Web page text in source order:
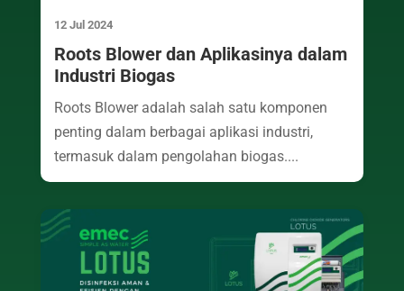
12 Jul 2024
Roots Blower dan Aplikasinya dalam
Industri Biogas
Roots Blower adalah salah satu komponen
penting dalam berbagai aplikasi industri,
termasuk dalam pengolahan biogas....